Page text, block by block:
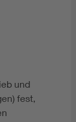
und
fest,